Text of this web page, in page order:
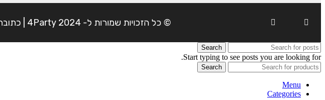
© כל הזכויות שמורות ל- 4Party 2024 | כתובת: פארק התעשיה משמרות| טלפון: 054-7225898
Search
Start typing to see posts you are looking for.
Search
Menu
Categories